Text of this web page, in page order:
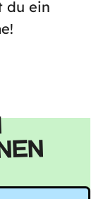
du ein